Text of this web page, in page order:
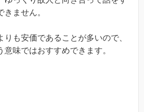
ません。
りも安価であることが多いので、
意味ではおすすめできます。